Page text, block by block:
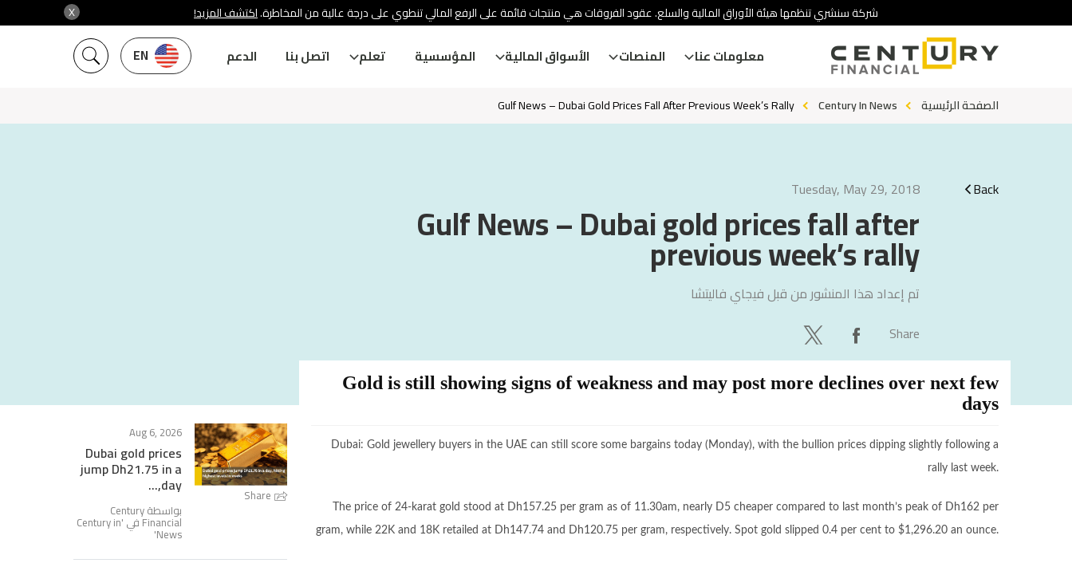
X شركة سنشري تنظمها هيئة الأوراق المالية والسلع. عقود الفروقات هي منتجات قائمة على الرفع المالي تنطوي على درجة عالية من المخاطرة.اكتشف المزيد!
EN معلومات عنا المنصات الأسواق المالية المؤسسية تعلم اتصل بنا الدعم
الصفحة الرئيسية Century In News
Gulf News – Dubai Gold Prices Fall After Previous Week’s Rally
Back
Tuesday, May 29, 2018
Gulf News – Dubai gold prices fall after
previous week’s rally
تم إعداد هذا المنشور من قبل فيجاي فاليتشا
Share
Gold is still showing signs of weakness and may post more declines over next few
days
Dubai: Gold jewellery buyers in the UAE can still score some bargains today (Monday), with the bullion prices dipping slightly following a
rally last week.
The price of 24-karat gold stood at Dh157.25 per gram as of 11.30am, nearly D5 cheaper compared to last month’s peak of Dh162 per
gram, while 22K and 18K retailed at Dh147.74 and Dh120.75 per gram, respectively. Spot gold slipped 0.4 per cent to $1,296.20 an ounce.
Share
Aug 6, 2026
Dubai gold prices
jump Dh21.75 in a
day,...
بواسطة Century
Financial في ' Century in
News
'